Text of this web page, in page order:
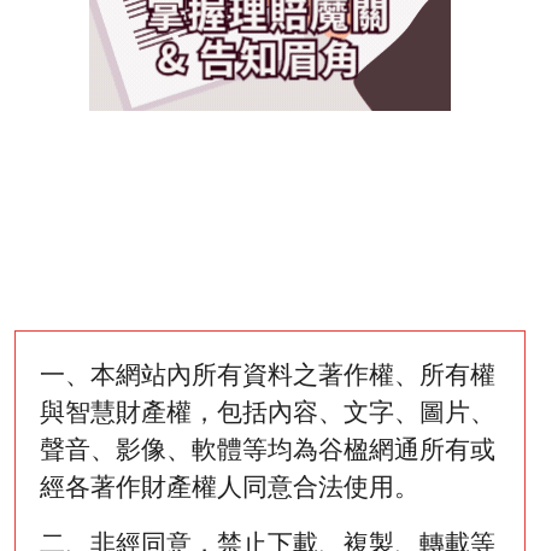
一、本網站內所有資料之著作權、所有權
與智慧財產權，包括內容、文字、圖片、
聲音、影像、軟體等均為谷楹網通所有或
經各著作財產權人同意合法使用。
二、非經同意，禁止下載、複製、轉載等